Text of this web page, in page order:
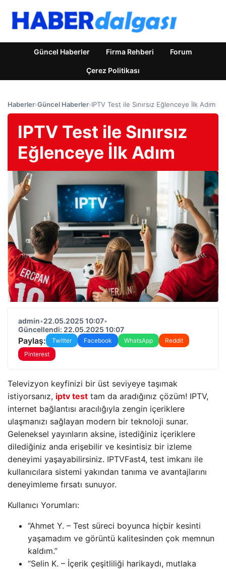
Güncel Haberler Firma Rehberi Forum
Çerez Politikası
Haberler›Güncel Haberler›IPTV Test ile Sınırsız Eğlenceye İlk Adım
IPTV Test ile Sınırsız
Eğlenceye İlk Adım
admin•22.05.2025 10:07•
Güncellendi: 22.05.2025 10:07
Paylaş: Twitter Facebook WhatsApp
Reddit
Pinterest
Televizyon keyfinizi bir üst seviyeye taşımak
istiyorsanız, iptv test tam da aradığınız çözüm! IPTV,
internet bağlantısı aracılığıyla zengin içeriklere
ulaşmanızı sağlayan modern bir teknoloji sunar.
Geleneksel yayınların aksine, istediğiniz içeriklere
dilediğiniz anda erişebilir ve kesintisiz bir izleme
deneyimi yaşayabilirsiniz. IPTVFast4, test imkanı ile
kullanıcılara sistemi yakından tanıma ve avantajlarını
deneyimleme fırsatı sunuyor.
Kullanıcı Yorumları:
“Ahmet Y. – Test süreci boyunca hiçbir kesinti
yaşamadım ve görüntü kalitesinden çok memnun
kaldım.”
“Selin K. – İçerik çeşitliliği harikaydı, mutlaka